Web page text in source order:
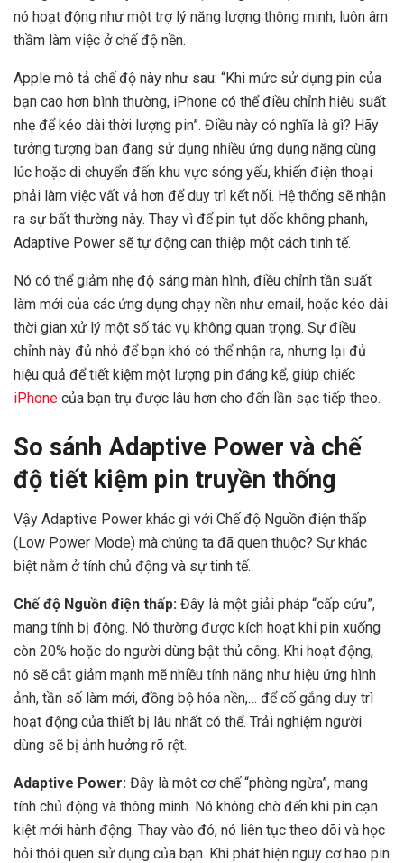
nó hoạt động như một trợ lý năng lượng thông minh, luôn âm
thầm làm việc ở chế độ nền.
Apple mô tả chế độ này như sau: “Khi mức sử dụng pin của
bạn cao hơn bình thường, iPhone có thể điều chỉnh hiệu suất
nhẹ để kéo dài thời lượng pin”. Điều này có nghĩa là gì? Hãy
tưởng tượng bạn đang sử dụng nhiều ứng dụng nặng cùng
lúc hoặc di chuyển đến khu vực sóng yếu, khiến điện thoại
phải làm việc vất vả hơn để duy trì kết nối. Hệ thống sẽ nhận
ra sự bất thường này. Thay vì để pin tụt dốc không phanh,
Adaptive Power sẽ tự động can thiệp một cách tinh tế.
Nó có thể giảm nhẹ độ sáng màn hình, điều chỉnh tần suất
làm mới của các ứng dụng chạy nền như email, hoặc kéo dài
thời gian xử lý một số tác vụ không quan trọng. Sự điều
chỉnh này đủ nhỏ để bạn khó có thể nhận ra, nhưng lại đủ
hiệu quả để tiết kiệm một lượng pin đáng kể, giúp chiếc
iPhone của bạn trụ được lâu hơn cho đến lần sạc tiếp theo.
So sánh Adaptive Power và chế
độ tiết kiệm pin truyền thống
Vậy Adaptive Power khác gì với Chế độ Nguồn điện thấp
(Low Power Mode) mà chúng ta đã quen thuộc? Sự khác
biệt nằm ở tính chủ động và sự tinh tế.
Chế độ Nguồn điện thấp: Đây là một giải pháp “cấp cứu”,
mang tính bị động. Nó thường được kích hoạt khi pin xuống
còn 20% hoặc do người dùng bật thủ công. Khi hoạt động,
nó sẽ cắt giảm mạnh mẽ nhiều tính năng như hiệu ứng hình
ảnh, tần số làm mới, đồng bộ hóa nền,… để cố gắng duy trì
hoạt động của thiết bị lâu nhất có thể. Trải nghiệm người
dùng sẽ bị ảnh hưởng rõ rệt.
Adaptive Power: Đây là một cơ chế “phòng ngừa”, mang
tính chủ động và thông minh. Nó không chờ đến khi pin cạn
kiệt mới hành động. Thay vào đó, nó liên tục theo dõi và học
hỏi thói quen sử dụng của bạn. Khi phát hiện nguy cơ hao pin